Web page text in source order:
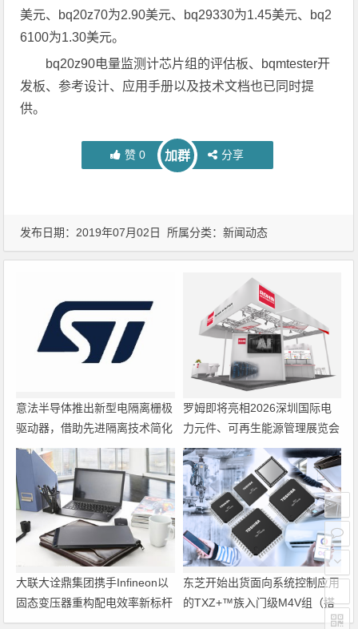
美元、bq20z70为2.90美元、bq29330为1.45美元、bq2
6100为1.30美元。
bq20z90电量监测计芯片组的评估板、bqmtester开
发板、参考设计、应用手册以及技术文档也已同时提
供。
赞 0 加群 分享
发布日期：2019年07月02日 所属分类：新闻动态
意法半导体推出新型电隔离栅极
驱动器，借助先进隔离技术简化
电源设计
罗姆即将亮相2026深圳国际电
力元件、可再生能源管理展览会
暨研讨会
大联大诠鼎集团携手Infineon以
固态变压器重构配电效率新标杆
东芝开始出货面向系统控制应用
的TXZ+™族入门级M4V组（搭
载Arm Cortex‑M4内核的标准微